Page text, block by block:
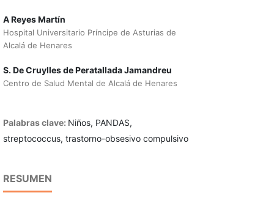
A Reyes Martín
Hospital Universitario Príncipe de Asturias de
Alcalá de Henares
S. De Cruylles de Peratallada Jamandreu
Centro de Salud Mental de Alcalá de Henares
Palabras clave: Niños, PANDAS,
streptococcus, trastorno-obsesivo compulsivo
RESUMEN